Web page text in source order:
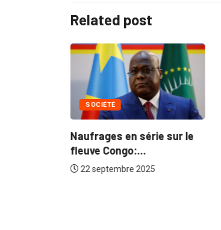
Related post
SOCIÉTÉ
Naufrages en série sur le
fleuve Congo:...
22 septembre 2025